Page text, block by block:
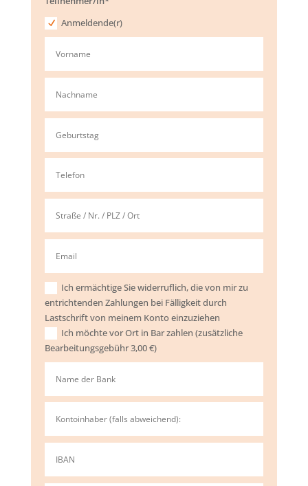
Anmeldende(r)
Ich ermächtige Sie widerruflich, die von mir zu
entrichtenden Zahlungen bei Fälligkeit durch
Lastschrift von meinem Konto einzuziehen
Ich möchte vor Ort in Bar zahlen (zusätzliche
Bearbeitungsgebühr 3,00 €)